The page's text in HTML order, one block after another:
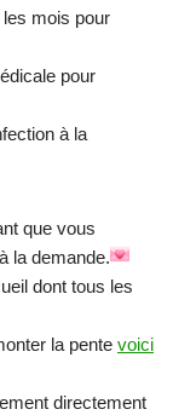
les mois pour
pour
à la
que vous
la demande.
dont tous les
la pente voici
directement